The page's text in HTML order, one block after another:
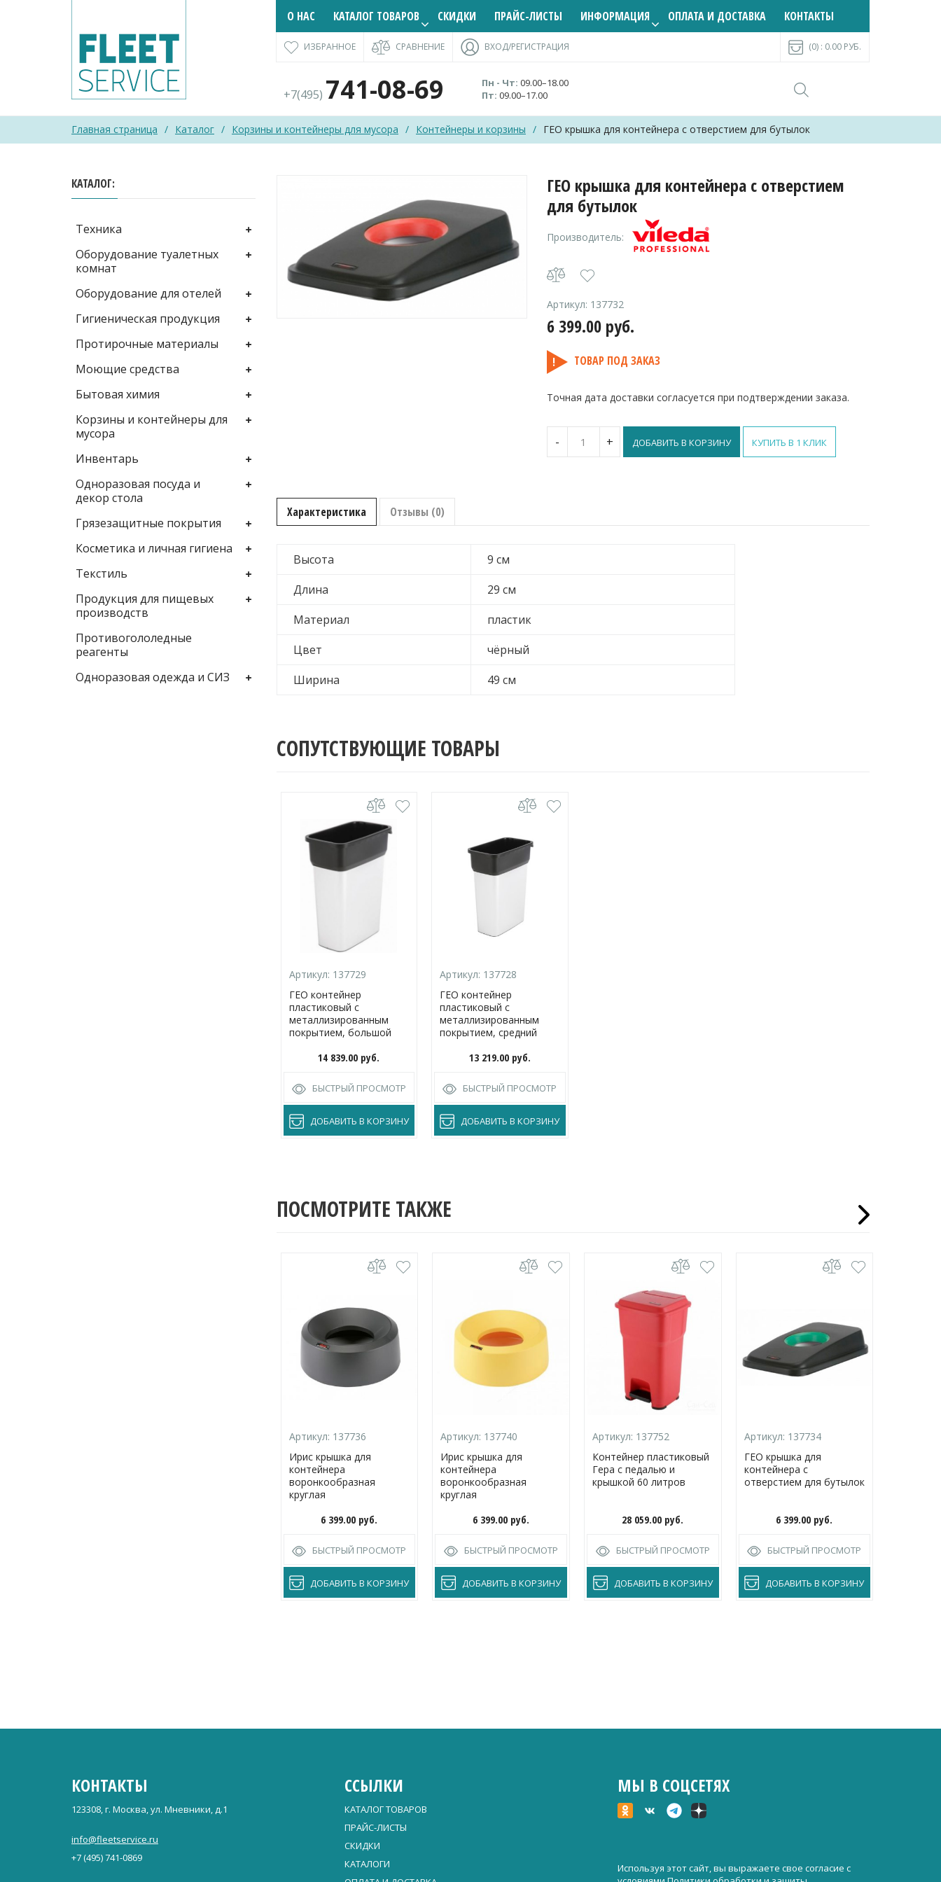
О НАС КАТАЛОГ ТОВАРОВ СКИДКИ ПРАЙС-ЛИСТЫ ИНФОРМАЦИЯ ОПЛАТА И ДОСТАВКА КОНТАКТЫ
ИЗБРАННОЕ СРАВНЕНИЕ ВХОД/РЕГИСТРАЦИЯ (0) : 0.00 РУБ.
+7(495) 741-08-69 Пн - Чт: 09.00–18.00
Пт: 09.00–17.00
Главная страница / Каталог / Корзины и контейнеры для мусора / Контейнеры и корзины / ГЕО крышка для контейнера с отверстием для бутылок
ГЕО крышка для контейнера с отверстием
для бутылок
Производитель:
Артикул: 137732
6 399.00 руб.
ТОВАР ПОД ЗАКАЗ
Точная дата доставки согласуется при подтверждении заказа.
-
ГЕО
крышка
для
+ ДОБАВИТЬ В КОРЗИНУ КУПИТЬ В 1 КЛИК
Характеристика Отзывы (0)
Высота
9 см
Длина
29 см
Материал
пластик
Цвет
чёрный
Ширина
49 см
СОПУТСТВУЮЩИЕ ТОВАРЫ
Артикул: 137729
ГЕО контейнер
пластиковый с
металлизированным
покрытием, большой
14 839.00 руб.
БЫСТРЫЙ ПРОСМОТР
ДОБАВИТЬ В КОРЗИНУ
Артикул: 137728
ГЕО контейнер
пластиковый с
металлизированным
покрытием, средний
13 219.00 руб.
БЫСТРЫЙ ПРОСМОТР
ДОБАВИТЬ В КОРЗИНУ
ПОСМОТРИТЕ ТАКЖЕ
Артикул: 137736
Ирис крышка для
контейнера
воронкообразная
круглая
6 399.00 руб.
БЫСТРЫЙ ПРОСМОТР
ДОБАВИТЬ В КОРЗИНУ
Артикул: 137740
Ирис крышка для
контейнера
воронкообразная
круглая
6 399.00 руб.
БЫСТРЫЙ ПРОСМОТР
ДОБАВИТЬ В КОРЗИНУ
Артикул: 137752
Контейнер пластиковый
Гера с педалью и
крышкой 60 литров
28 059.00 руб.
БЫСТРЫЙ ПРОСМОТР
ДОБАВИТЬ В КОРЗИНУ
Артикул: 137734
ГЕО крышка для
контейнера с
отверстием для бутылок
6 399.00 руб.
БЫСТРЫЙ ПРОСМОТР
ДОБАВИТЬ В КОРЗИНУ
КАТАЛОГ
Техника
Оборудование туалетных
комнат
Оборудование для отелей
Гигиеническая продукция
Протирочные материалы
Моющие средства
Бытовая химия
Корзины и контейнеры для
мусора
Инвентарь
Одноразовая посуда и
декор стола
Грязезащитные покрытия
Косметика и личная гигиена
Текстиль
Продукция для пищевых
производств
Противогололедные
реагенты
Одноразовая одежда и СИЗ
КОНТАКТЫ
123308, г. Москва, ул. Мневники, д.1
info@fleetservice.ru
+7 (495) 741-0869
ССЫЛКИ
КАТАЛОГ ТОВАРОВ
ПРАЙС-ЛИСТЫ
СКИДКИ
КАТАЛОГИ
МЫ В СОЦСЕТЯХ
Используя этот сайт, вы выражаете свое согласие с